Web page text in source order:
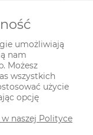
umożliwiają
nam
Możesz
wszystkich
użycie
opcję
naszej Polityce